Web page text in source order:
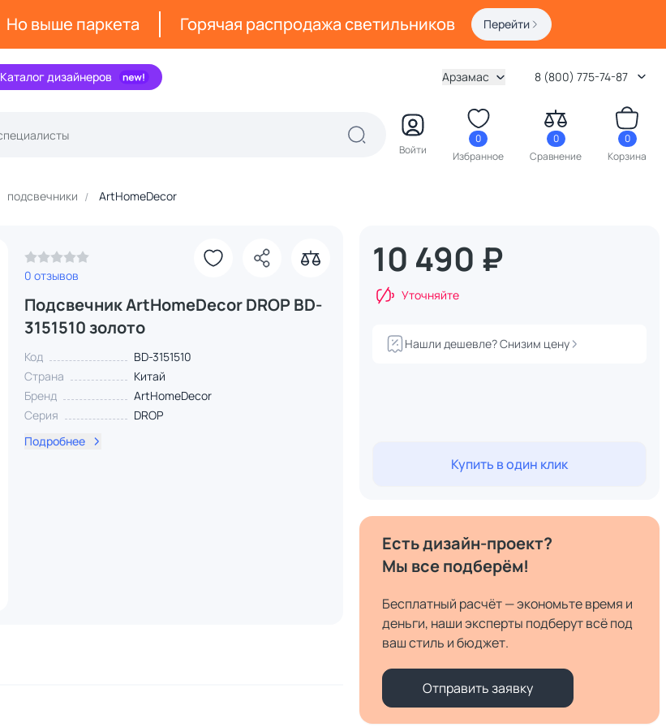
Но выше паркета Горячая распродажа светильников Перейти
Каталог дизайнеров Арзамас 8 (800) 775-74-87
Войти
0
Избранное
0
Сравнение
0
Корзина
подсвечники ArtHomeDecor
0 отзывов
Подсвечник ArtHomeDecor DROP BD-
3151510 золото
Код
BD-3151510
Страна
Китай
Бренд
ArtHomeDecor
Серия
DROP
Подробнее
10 490 ₽
Уточняйте
Нашли дешевле? Снизим цену
Купить в один клик
Есть дизайн-проект?
Мы все подберём!
Бесплатный расчёт — экономьте время и
деньги, наши эксперты подберут всё под
ваш стиль и бюджет.
Отправить заявку